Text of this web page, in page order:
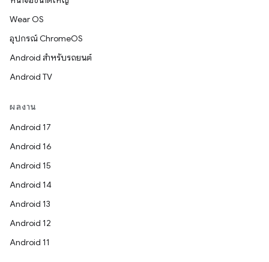
Wear OS
อุปกรณ์ ChromeOS
Android สำหรับรถยนต์
Android TV
ผลงาน
Android 17
Android 16
Android 15
Android 14
Android 13
Android 12
Android 11